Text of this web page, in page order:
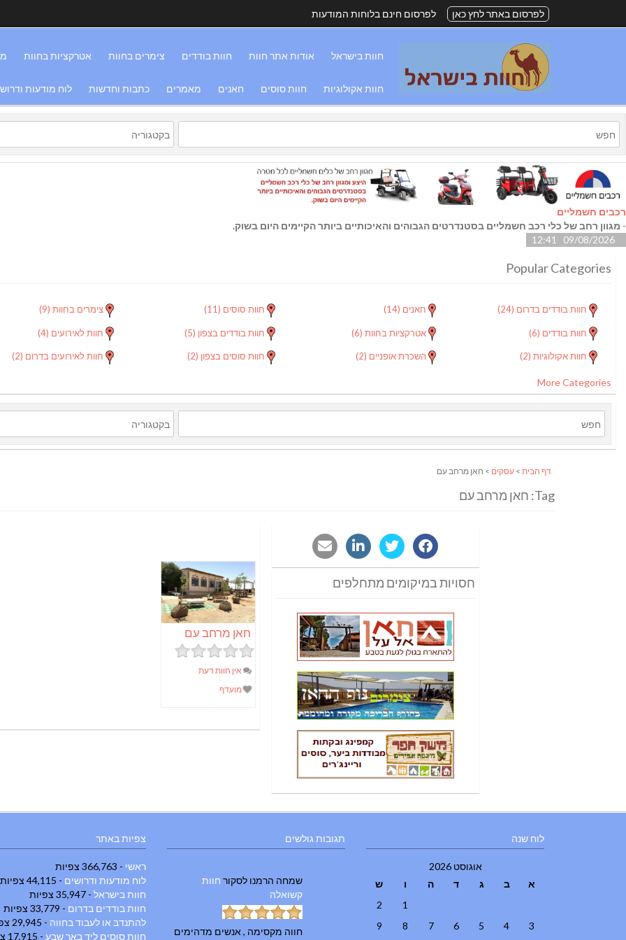
לפרסום באתר לחץ כאן לפרסום חינם בלוחות המודעות
חוות בישראל אודות אתר חוות חוות בודדים צימרים בחוות אטרקציות בחוות
חוות אקולוגיות חוות סוסים חאנים מאמרים כתבות וחדשות לוח מודעות
רכבים חשמליים
- מגוון רחב של כלי רכב חשמליים בסטנדרטים הגבוהים והאיכותיים ביותר הקיימים היום בשוק.
09/08/2026 12:41
Popular Categories
חוות בודדים בדרום (24) חאנים (14) חוות סוסים (11) צימרים בחוות (9)
חוות בודדים (6) אטרקציות בחוות (6) חוות בודדים בצפון (5) חוות לאירועים (4)
חוות אקולוגיות (2) השכרת אופניים (2) חוות סוסים בצפון (2) חוות לאירועים בדרום (2)
More Categories
דף הבית > עסקים > חאן מרחב עם
Tag: חאן מרחב עם
חאן מרחב עם
אין חוות דעת
מועדף
חסויות במיקומים מתחלפים
צפיות באתר
ראשי - 366,763 צפיות
לוח מודעות ודרושים - 44,115 צפיות
חוות בישראל - 35,947 צפיות
חוות בודדים בדרום - 33,779 צפיות
להתנדב או לעבוד בחווה - 29,945 צפיות
חוות סוסים ליד באר שבע - 17,915 צפיות
תגובות גולשים
שמחה הרמנו לסקור חוות
קשואלה
חווה מקסימה , אנשים מדהימים
לוח שנה
אוגוסט 2026
א
ב ג ד ה ו
ש
1
2
3
4
5
6
7
8
9